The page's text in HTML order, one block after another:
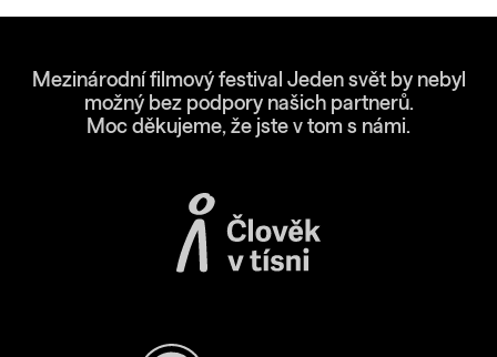
Mezinárodní filmový festival Jeden svět by nebyl
možný bez podpory našich partnerů.
Moc děkujeme, že jste v tom s námi.